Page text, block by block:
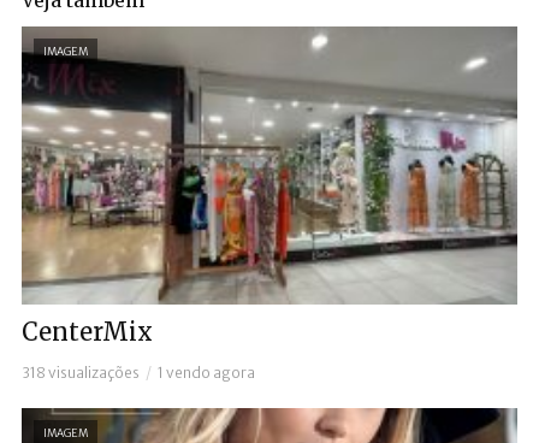
IMAGEM
CenterMix
318 visualizações 1 vendo agora
IMAGEM